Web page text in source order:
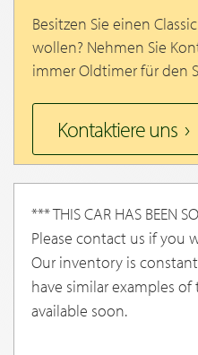
Besitzen Sie einen
wollen? Nehmen Sie
immer Oldtimer für den
Kontaktiere uns
*** THIS CAR HAS BEEN
Please contact us if you
Our inventory is
have similar examples
available soon.